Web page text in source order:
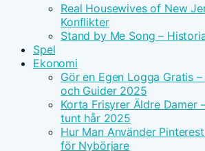
Real Housewives of New
Konflikter
Stand by Me Song –
Spel
Ekonomi
Gör en Egen Logga Gratis
och Guider 2025
Korta Frisyrer Äldre Damer
tunt hår 2025
Hur Man Använder
för Nybörjare